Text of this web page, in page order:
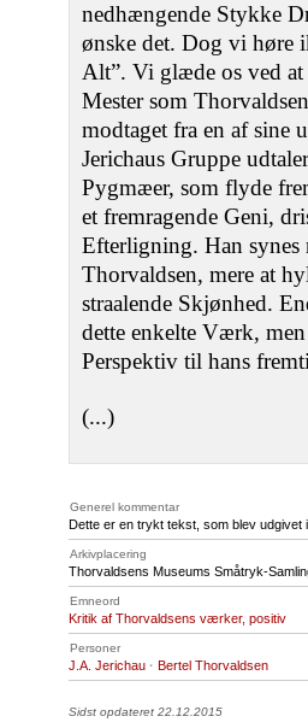
nedhængende Stykke
ønske det. Dog vi høre
Alt”. Vi glæde os ved
Mester som
modtaget fra en af sine
Jerichaus Gruppe
Pygmæer, som flyde
et fremragende Geni,
Efterligning. Han synes
Thorvaldsen, mere at
straalende Skjønhed.
dette enkelte Værk,
Perspektiv til hans
(...)
Generel kommentar
Dette er en trykt tekst, som blev udgivet i
Arkivplacering
Thorvaldsens Museums Småtryk-
Emneord
Kritik af Thorvaldsens værker, positiv
Personer
J.A. Jerichau · Bertel Thorvaldsen
Sidst opdateret 22.12.2015